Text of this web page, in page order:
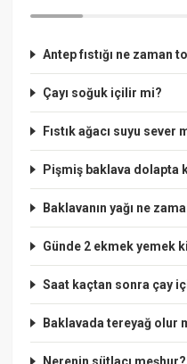
Antep fıstığı ne zaman
Çayı soğuk içilir mi?
Fıstık ağacı suyu sever
Pişmiş baklava dolapta
Baklavanın yağı ne
Günde 2 ekmek yemek
Saat kaçtan sonra çay
Baklavada tereyağ olur
Nerenin sütlacı meşhur?